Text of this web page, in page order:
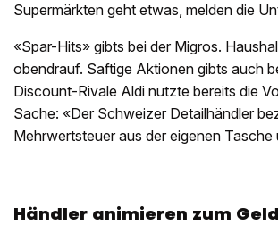
Supermärkten geht etwas, melden die
«Spar-Hits» gibts bei der Migros.
obendrauf. Saftige Aktionen gibts auch
Discount-Rivale Aldi nutzte bereits die
Sache: «Der Schweizer Detailhändler
Mehrwertsteuer aus der eigenen
Händler animieren zum